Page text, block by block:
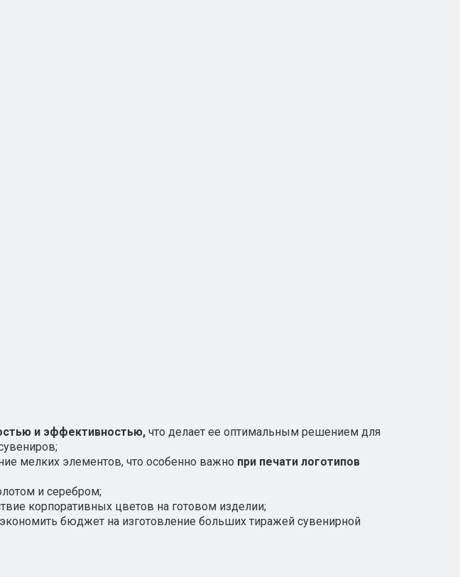
и эффективностью, что делает ее оптимальным решением для
мелких элементов, что особенно важно при печати логотипов
и серебром;
корпоративных цветов на готовом изделии;
бюджет на изготовление больших тиражей сувенирной